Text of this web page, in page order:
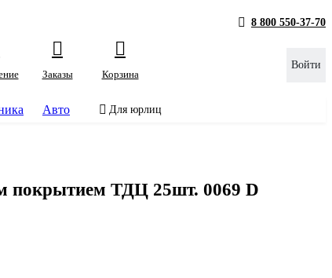
8 800 550-37-70
Заказы Корзина
Войти
Авто Для юрлиц
ТДЦ 25шт. 0069 D